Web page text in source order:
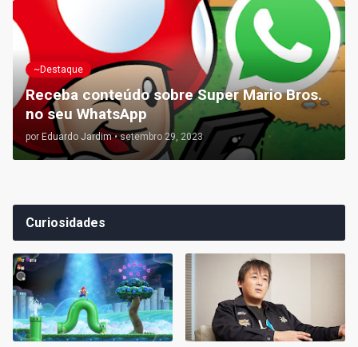
~Destaque
Receba conteúdo sobre Super Mario Bros.
no seu WhatsApp
por Eduardo Jardim • setembro 29, 2023
Curiosidades